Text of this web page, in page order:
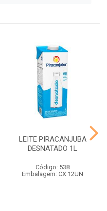
LEITE PIRACANJUBA
DESNATADO 1L
Código: 538
Embalagem: CX 12UN